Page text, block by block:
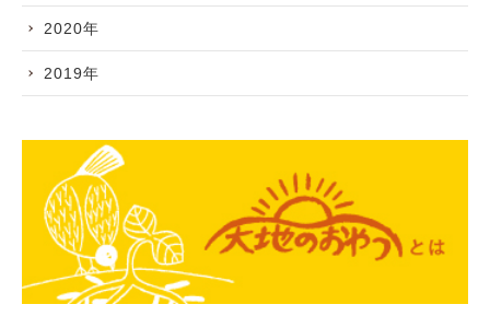
2020年
2019年